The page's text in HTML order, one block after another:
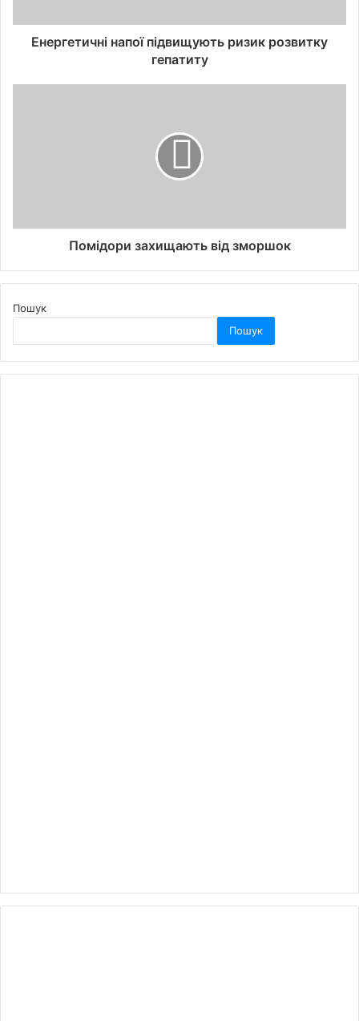
Енергетичні напої підвищують ризик розвитку
гепатиту
Помідори захищають від зморшок
Пошук
Пошук